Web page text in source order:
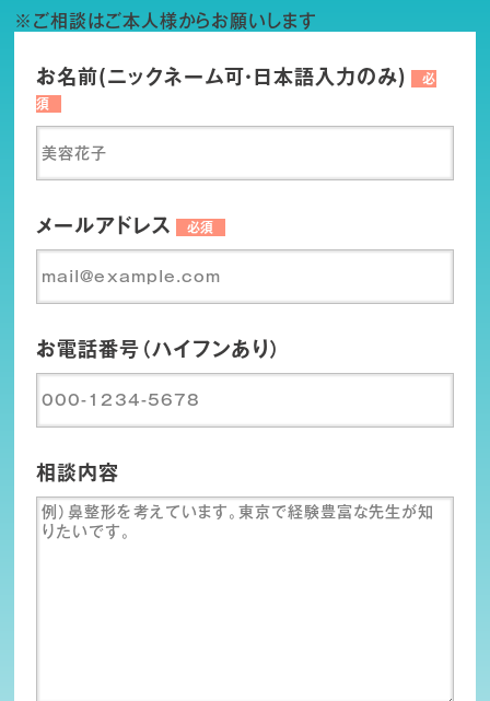
※ご相談はご本人様からお願いします
お名前(ニックネーム可・日本語入力のみ)
必
須
メールアドレス 必須
お電話番号（ハイフンあり）
相談内容